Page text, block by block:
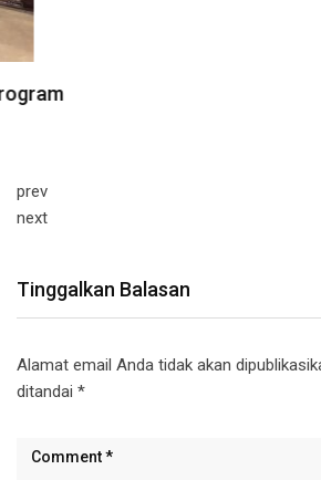
prev
next
Tinggalkan Balasan
Alamat email Anda tidak akan
ditandai *